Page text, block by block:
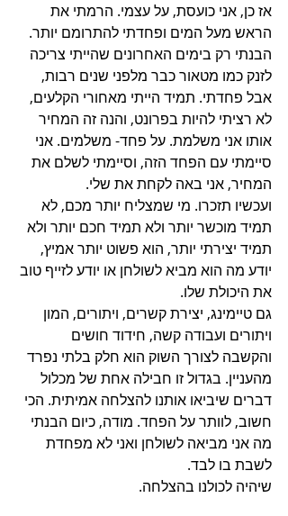
אז כן, אני כועסת, על עצמי. הרמתי את
הראש מעל המים ופחדתי להתרומם יותר.
הבנתי רק בימים האחרונים שהייתי צריכה
לזנק כמו מטאור כבר מלפני שנים רבות,
אבל פחדתי. תמיד הייתי מאחורי הקלעים,
לא רציתי להיות בפרונט, והנה זה המחיר
אותו אני משלמת. על פחד- משלמים. אני
סיימתי עם הפחד הזה, וסיימתי לשלם את
המחיר, אני באה לקחת את שלי.
ועכשיו תזכרו. מי שמצליח יותר מכם, לא
תמיד מוכשר יותר ולא תמיד חכם יותר ולא
תמיד יצירתי יותר, הוא פשוט יותר אמיץ,
יודע מה הוא מביא לשולחן או יודע לזייף טוב
את היכולת שלו.
גם טיימינג, יצירת קשרים, ויתורים, המון
ויתורים ועבודה קשה, חידוד חושים
והקשבה לצורך השוק הוא חלק בלתי נפרד
מהעניין. בגדול זו חבילה אחת של מכלול
דברים שיביאו אותנו להצלחה אמיתית. הכי
חשוב, לוותר על הפחד. מודה, כיום הבנתי
מה אני מביאה לשולחן ואני לא מפחדת
לשבת בו לבד.
שיהיה לכולנו בהצלחה.